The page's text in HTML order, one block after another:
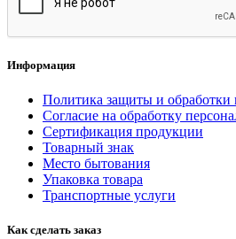
Информация
Политика защиты и
Согласие на обработку
Сертификация продукции
Товарный знак
Место бытования
Упаковка товара
Транспортные услуги
Как сделать заказ